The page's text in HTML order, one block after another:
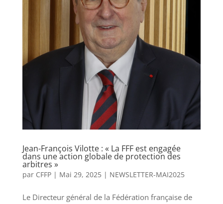
Jean-François Vilotte : « La FFF est engagée
dans une action globale de protection des
arbitres »
par CFFP| Mai 29, 2025| NEWSLETTER-MAI2025
Le Directeur général de la Fédération française de